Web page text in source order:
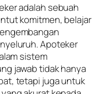
adalah sebuah
komitmen, belajar
Apoteker
sistem
jawab tidak hanya
tetapi juga untuk